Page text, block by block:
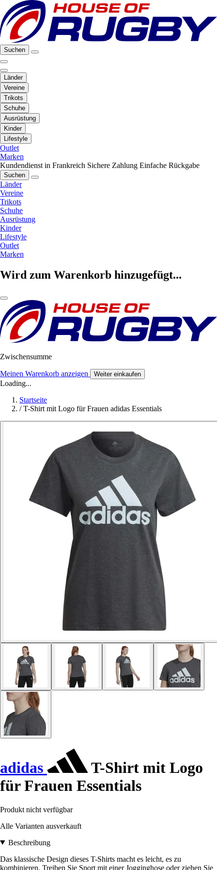
Suchen
Länder
Vereine
Trikots
Schuhe
Ausrüstung
Kinder
Lifestyle
Outlet
Marken
Kundendienst in Frankreich Sichere Zahlung Einfache Rückgabe
Suchen
Länder
Vereine
Trikots
Schuhe
Ausrüstung
Kinder
Lifestyle
Outlet
Marken
Wird zum Warenkorb hinzugefügt...
Zwischensumme
Meinen Warenkorb anzeigen Weiter einkaufen
Loading...
Startseite
/ T-Shirt mit Logo für Frauen adidas Essentials
adidas
T-Shirt mit Logo
für Frauen Essentials
Produkt nicht verfügbar
Alle Varianten ausverkauft
Beschreibung
Das klassische Design dieses T-Shirts macht es leicht, es zu
kombinieren. Treiben Sie Sport mit einer Jogginghose oder ziehen Sie